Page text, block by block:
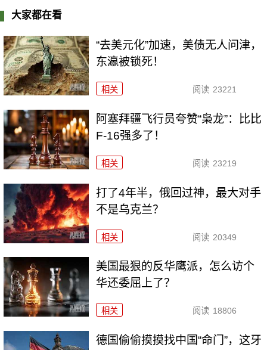
大家都在看
“去美元化”加速，美债无人问津，
东瀛被锁死！
相关 阅读 23221
阿塞拜疆飞行员夸赞“枭龙”：比比
F-16强多了！
相关 阅读 23219
打了4年半，俄回过神，最大对手
不是乌克兰？
相关 阅读 20349
美国最狠的反华鹰派，怎么访个
华还委屈上了？
相关 阅读 18806
德国偷偷摸摸找中国“命门”，这牙